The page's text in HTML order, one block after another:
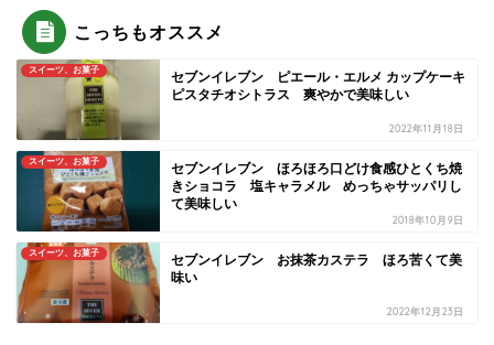
こっちもオススメ
スイーツ、お菓子
セブンイレブン ピエール・エルメ カップケーキ
ピスタチオシトラス 爽やかで美味しい
2022年11月18日
スイーツ、お菓子
セブンイレブン ほろほろ口どけ食感ひとくち焼
きショコラ 塩キャラメル めっちゃサッパリし
て美味しい
2018年10月9日
スイーツ、お菓子
セブンイレブン お抹茶カステラ ほろ苦くて美
味い
2022年12月23日